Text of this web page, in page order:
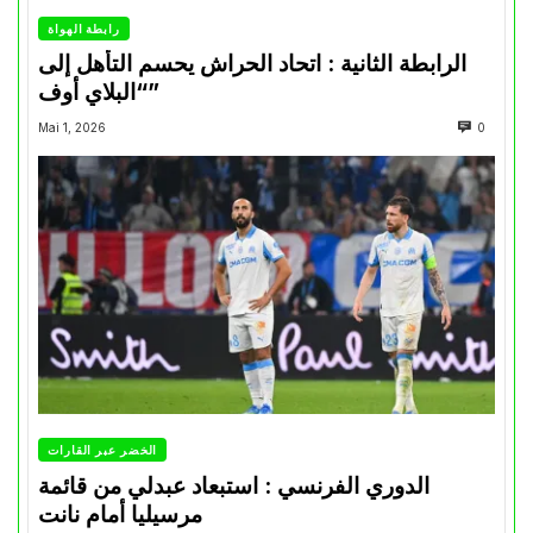
رابطة الهواة
الرابطة الثانية : اتحاد الحراش يحسم التأهل إلى
“البلاي أوف”
Mai 1, 2026 0
الخضر عبر القارات
الدوري الفرنسي : استبعاد عبدلي من قائمة
مرسيليا أمام نانت